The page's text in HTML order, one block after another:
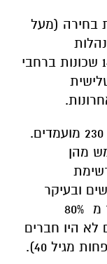
בחירה (מעל
הציבוריות, שיתקיימו היום (ג') ב-14 שכונות ברחבי
השנה מתמודדים בבחירות יותר מ- 230 מועמדים.
מהן
ובעיקר
הצעירים המבקשים להתמודד, יותר מ 80%
לא היו חברים
מגיל 40).